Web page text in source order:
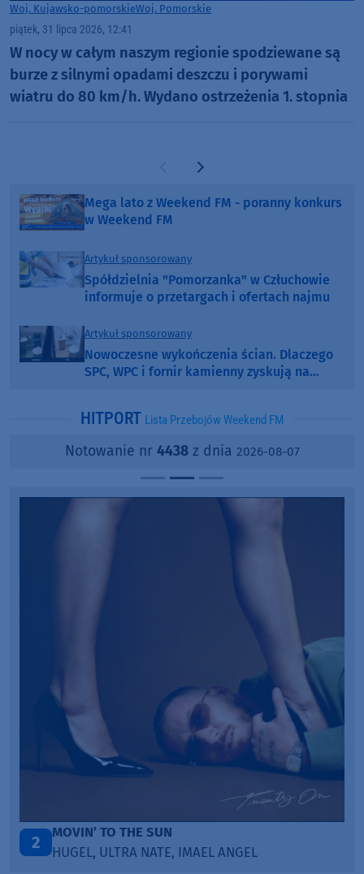
Woj. Kujawsko-pomorskieWoj. Pomorskie
piątek, 31 lipca 2026, 12:41
W nocy w całym naszym regionie spodziewane są
burze z silnymi opadami deszczu i porywami
wiatru do 80 km/h. Wydano ostrzeżenia 1. stopnia
Poprzednia strona
Następna strona
Mega lato z Weekend FM - poranny konkurs
w Weekend FM
Artykuł sponsorowany
Spółdzielnia "Pomorzanka" w Człuchowie
informuje o przetargach i ofertach najmu
Artykuł sponsorowany
Nowoczesne wykończenia ścian. Dlaczego
SPC, WPC i fornir kamienny zyskują na
HITPORT Lista Przebojów Weekend FM
Notowanie nr 4438z dnia 2026-08-07
3
LEGENDARY LOVERS (SAVE ME)
KATY PERRY & CHIEF KEEF